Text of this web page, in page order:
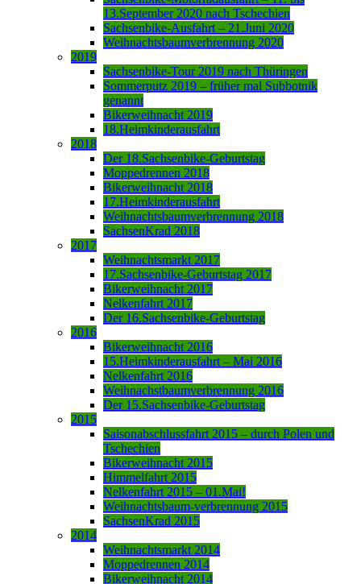
13.September 2020 nach Tschechien
Sachsenbike-Ausfahrt – 21.Juni 2020
Weihnachtsbaumverbrennung 2020
2019
Sachsenbike-Tour 2019 nach Thüringen
Sommerputz 2019 – früher mal Subbotnik
genannt
Bikerweihnacht 2019
18.Heimkinderausfahrt
2018
Der 18.Sachsenbike-Geburtstag
Moppedrennen 2018
Bikerweihnacht 2018
17.Heimkinderausfahrt
Weihnachtsbaumverbrennung 2018
SachsenKrad 2018
2017
Weihnachtsmarkt 2017
17.Sachsenbike-Geburtstag 2017
Bikerweihnacht 2017
Nelkenfahrt 2017
Der 16.Sachsenbike-Geburtstag
2016
Bikerweihnacht 2016
15.Heimkinderausfahrt – Mai 2016
Nelkenfahrt 2016
Weihnachstbaumverbrennung 2016
Der 15.Sachsenbike-Geburtstag
2015
Saisonabschlussfahrt 2015 – durch Polen und
Tschechien
Bikerweihnacht 2015
Himmelfahrt 2015
Nelkenfahrt 2015 – 01.Mai!
Weihnachtsbaum-verbrennung 2015
SachsenKrad 2015
2014
Weihnachtsmarkt 2014
Moppedrennen 2014
Bikerweihnacht 2014